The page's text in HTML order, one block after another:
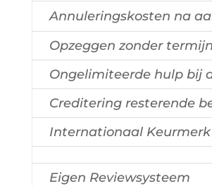
Annuleringskosten na
Opzeggen zonder termijn
Ongelimiteerde hulp bij
Creditering resterende
Internationaal Keurmerk
Eigen Reviewsysteem